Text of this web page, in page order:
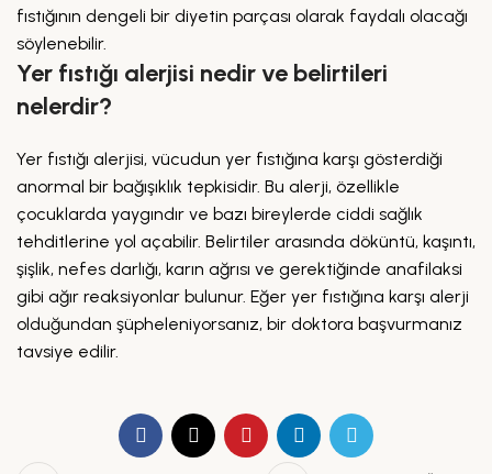
fıstığının dengeli bir diyetin parçası olarak faydalı olacağı
söylenebilir.
Yer fıstığı alerjisi nedir ve belirtileri
nelerdir?
Yer fıstığı alerjisi, vücudun yer fıstığına karşı gösterdiği
anormal bir bağışıklık tepkisidir. Bu alerji, özellikle
çocuklarda yaygındır ve bazı bireylerde ciddi sağlık
tehditlerine yol açabilir. Belirtiler arasında döküntü, kaşıntı,
şişlik, nefes darlığı, karın ağrısı ve gerektiğinde anafilaksi
gibi ağır reaksiyonlar bulunur. Eğer yer fıstığına karşı alerji
olduğundan şüpheleniyorsanız, bir doktora başvurmanız
tavsiye edilir.